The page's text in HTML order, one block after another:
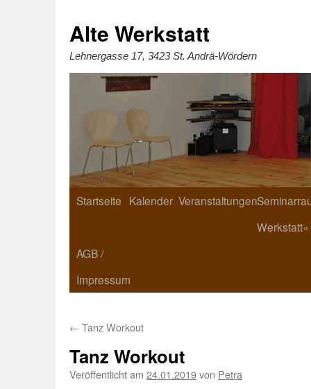
Alte Werkstatt
Lehnergasse 17, 3423 St. Andrä-Wördern
Startseite Kalender Veranstaltungen
Werkstatt«
AGB /
Impressum
← Tanz Workout
Tanz Workout
Veröffentlicht am 24.01.2019von Petra